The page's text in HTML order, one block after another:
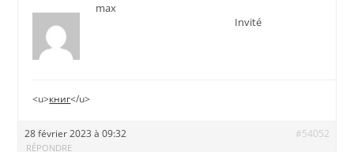
max
Invité
<u>книг</u>
28 février 2023 à 09:32 #54052
RÉPONDRE